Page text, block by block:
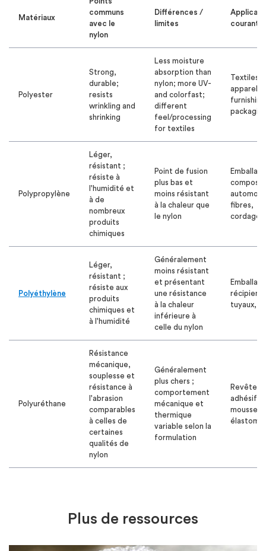
Matériaux
communs
avec le
nylon
Différences /
limites
Polyester
Strong,
durable;
resists
wrinkling and
shrinking
Less moisture
absorption than
nylon; more UV-
and colorfast;
different
feel/processing
for textiles
Textiles,
apparel,
Polypropylène
Léger,
résistant ;
résiste à
l'humidité et
à de
nombreux
produits
chimiques
Point de fusion
plus bas et
moins résistant
à la chaleur que
le nylon
fibres,
cordages
Polyéthylène
Léger,
résistant ;
résiste aux
produits
chimiques et
à l'humidité
Généralement
moins résistant
et présentant
une résistance
à la chaleur
inférieure à
celle du nylon
tuyaux,
Polyuréthane
Résistance
mécanique,
souplesse et
résistance à
l'abrasion
comparables
à celles de
certaines
qualités de
nylon
Généralement
plus chers ;
comportement
mécanique et
thermique
variable selon la
formulation
adhésifs,
mousses,
Plus de ressources